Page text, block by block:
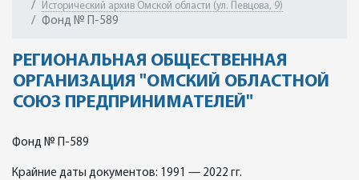
Исторический архив Омской области (ул. Певцова, 9)
Фонд № П-589
РЕГИОНАЛЬНАЯ ОБЩЕСТВЕННАЯ
ОРГАНИЗАЦИЯ "ОМСКИЙ ОБЛАСТНОЙ
СОЮЗ ПРЕДПРИНИМАТЕЛЕЙ"
Фонд № П-589
Крайние даты документов: 1991 — 2022 гг.